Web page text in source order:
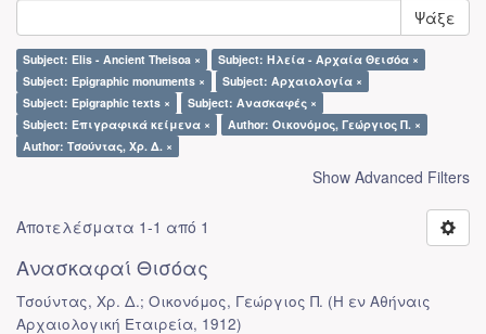
Ψάξε
Subject: Elis - Ancient Theisoa ×
Subject: Ηλεία - Αρχαία Θεισόα ×
Subject: Epigraphic monuments ×
Subject: Αρχαιολογία ×
Subject: Epigraphic texts ×
Subject: Ανασκαφές ×
Subject: Επιγραφικά κείμενα ×
Author: Οικονόμος, Γεώργιος Π. ×
Author: Τσούντας, Χρ. Δ. ×
Show Advanced Filters
Αποτελέσματα 1-1 από 1
Ανασκαφαί Θισόας
Τσούντας, Χρ. Δ.; Οικονόμος, Γεώργιος Π. (Η εν Αθήναις
Αρχαιολογική Εταιρεία, 1912)